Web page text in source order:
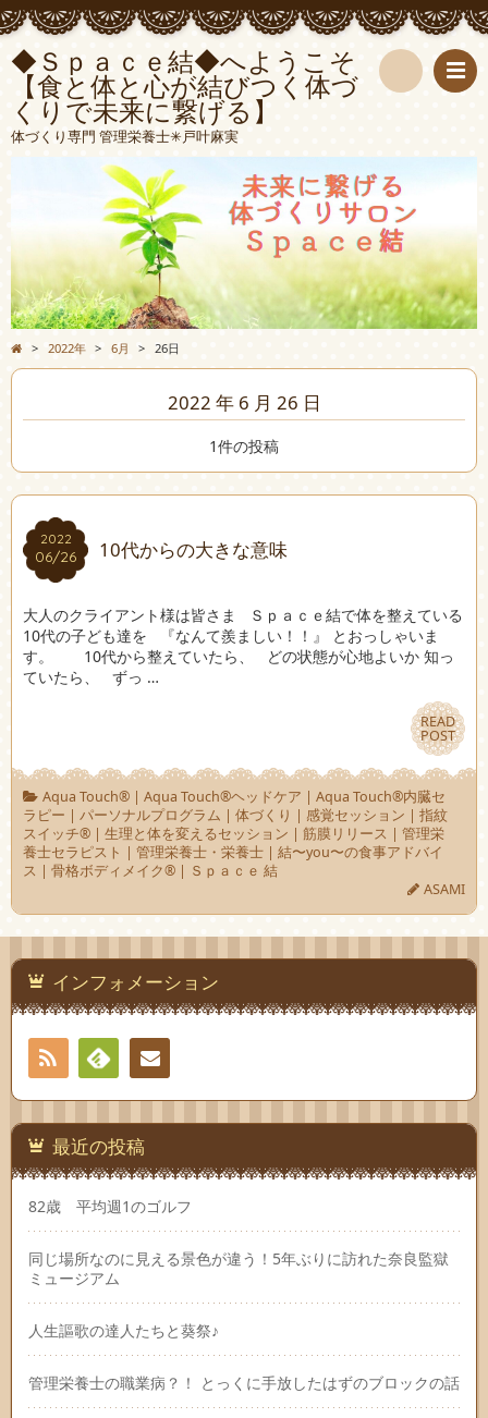
◆Ｓｐａｃｅ結◆へようこそ
【食と体と心が結びつく体づ
くりで未来に繋げる】
体づくり専門 管理栄養士✳︎戸叶麻実
索
> 2022年 > 6月 > 26日
2022 年 6 月 26 日
1件の投稿
2022
06/26
2022
06/26 10代からの大きな意味
大人のクライアント様は皆さま Ｓｐａｃｅ結で体を整えている
10代の子ども達を 『なんて羨ましい！！』 とおっしゃいま
す。 10代から整えていたら、 どの状態が心地よいか 知っ
ていたら、 ずっ …
READ
POST
READ
POST
Aqua Touch®︎| Aqua Touch®︎ヘッドケア | Aqua Touch®︎内臓セ
ラピー | パーソナルプログラム | 体づくり | 感覚セッション | 指紋
スイッチ®︎ | 生理と体を変えるセッション | 筋膜リリース | 管理栄
養士セラピスト | 管理栄養士・栄養士 | 結〜you〜の食事アドバイ
ス | 骨格ボディメイク®︎ | Ｓｐａｃｅ 結
ASAMI
インフォメーション
RSS
Feedly連絡
先
最近の投稿
82歳 平均週1のゴルフ
同じ場所なのに見える景色が違う！5年ぶりに訪れた奈良監獄
ミュージアム
人生謳歌の達人たちと葵祭♪
管理栄養士の職業病？！ とっくに手放したはずのブロックの話